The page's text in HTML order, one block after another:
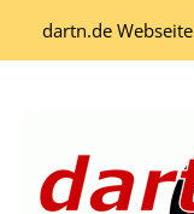
dartn.de Webseite